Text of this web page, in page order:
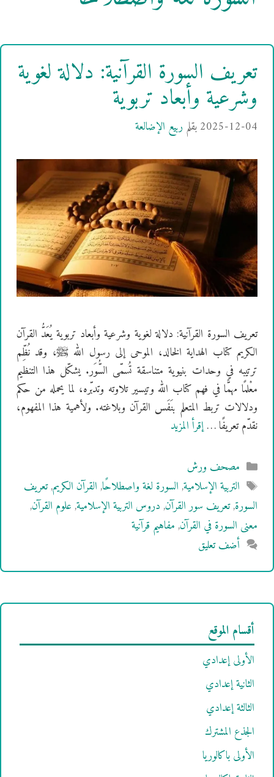
تعريف السورة القرآنية: دلالة لغوية
وشرعية وأبعاد تربوية
2025-12-04بقلم ربيع الإضالعة
تعريف السورة القرآنية: دلالة لغوية وشرعية وأبعاد تربوية يُعَدُّ القرآن
الكريم كتاب الهداية الخالد، الموحى إلى رسول الله ﷺ، وقد نُظِّم
ترتيبه في وحدات بنيوية متناسقة تُسمّى السُّوَر. يشكّل هذا التنظيم
معْلمًا مهمًّا في فهم كتاب الله وتيسير تلاوته وتدبّره، لما يحمله من حكم
ودلالات تربط المتعلم بنَفَس القرآن وبلاغته. ولأهمية هذا المفهوم،
نقدّم تعريفًا …إقرأ المزيد
التصنيفات
مصحف ورش
الوسوم
التربية الإسلامية,السورة لغة واصطلاحًا,القرآن الكريم,تعريف
السورة,تعريف سور القرآن,دروس التربية الإسلامية,علوم القرآن,
معنى السورة في القرآن,مفاهيم قرآنية
أضف تعليق
أقسام الموقع
الأولى إعدادي
الثانية إعدادي
الثالثة إعدادي
الجذع المشترك
الأولى باكالوريا